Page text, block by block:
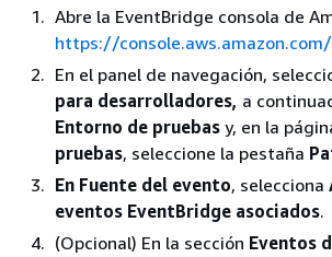
Abre la EventBridge consola de
https://
En el panel de navegación,
para desarrolladores, a
Entorno de pruebas y, en la
pruebas, seleccione la pestaña
En Fuente del evento, selecciona
eventos EventBridge asociados.
(Opcional) En la sección Eventos